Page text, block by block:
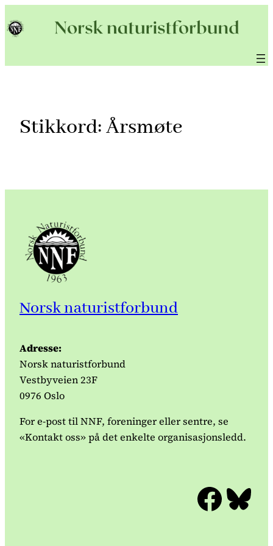
til
Stikkord:Årsmøte
Norsk naturistforbund
Adresse:
Norsk naturistforbund
Vestbyveien 23F
0976 Oslo
For e-post til NNF, foreninger eller sentre, se
«Kontakt oss» på det enkelte organisasjonsledd.
Facebook Bluesky